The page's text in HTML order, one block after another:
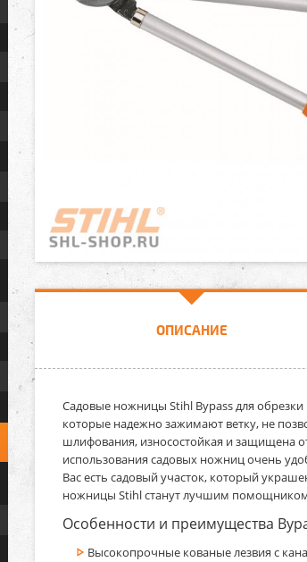
ОПИСАНИЕ
Садовые ножницы Stihl Bypassдля
которые надежно зажимают ветку, не
шлифования, износостойкая и защищена
использования садовых ножниц очень
Вас есть садовый участок, который
ножницы Stihl станут лучшим
Особенности и преимущества
Высокопрочные кованые лезвия с